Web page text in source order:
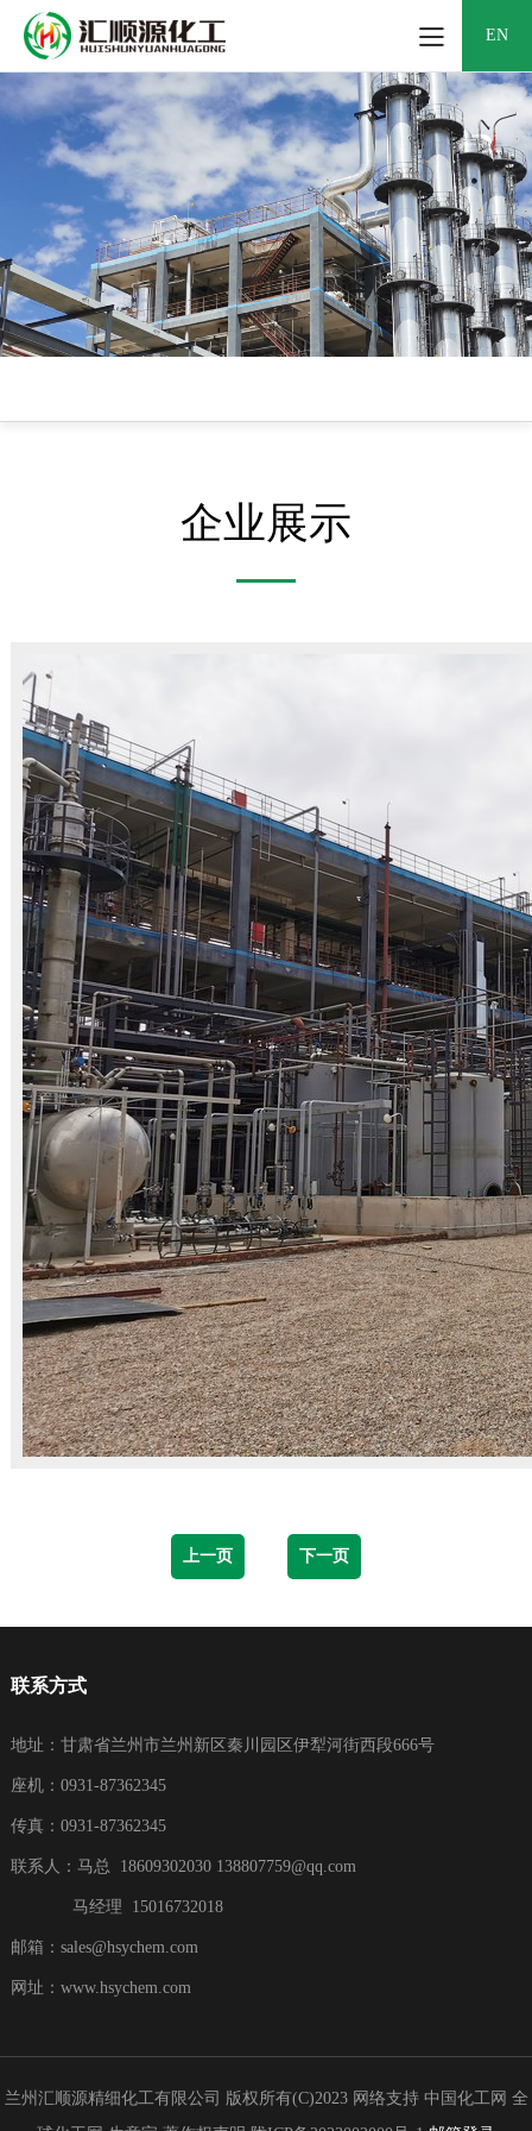
EN
企业展示
上一页 下一页
联系方式
地址：甘肃省兰州市兰州新区秦川园区伊犁河街西段666号
座机：0931-87362345
传真：0931-87362345
联系人：马总 18609302030 138807759@qq.com
马经理 15016732018
邮箱： sales@hsychem.com
网址： www.hsychem.com
兰州汇顺源精细化工有限公司 版权所有(C)2023网络支持 中国化工网 全